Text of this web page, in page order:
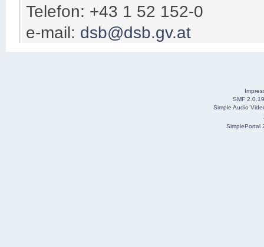
Telefon: +43 1 52 152-0
e-mail: dsb@dsb.gv.at
SMF 2.0.19
Simple Audio
SimplePortal